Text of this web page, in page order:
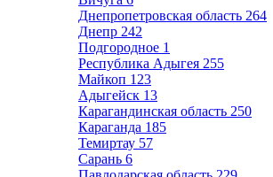
Днепропетровская область 264
Днепр 242
Подгородное 1
Республика Адыгея 255
Майкоп 123
Адыгейск 13
Карагандинская область 250
Караганда 185
Темиртау 57
Сарань 6